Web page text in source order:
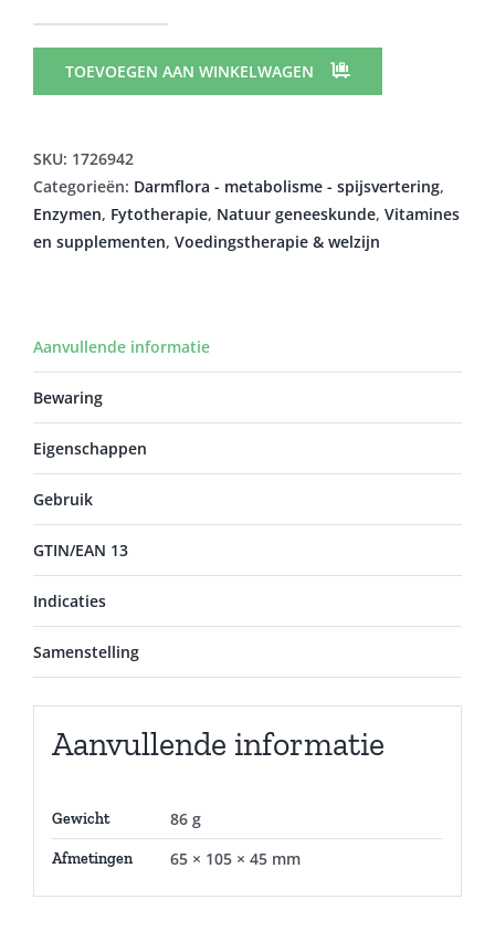
INULAC
BLISTER
797
TOEVOEGEN AAN WINKELWAGEN
SKU: 1726942
Categorieën: Darmflora - metabolisme - spijsvertering,
Enzymen, Fytotherapie, Natuur geneeskunde, Vitamines
en supplementen, Voedingstherapie & welzijn
Aanvullende informatie
Bewaring
Eigenschappen
Gebruik
GTIN/EAN 13
Indicaties
Samenstelling
Aanvullende informatie
Gewicht 86 g
Afmetingen 65 × 105 × 45 mm